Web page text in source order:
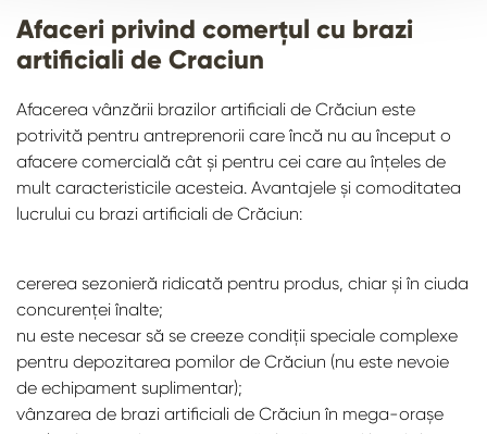
Afaceri privind comerțul cu brazi
artificiali de Craciun
Afacerea vânzării brazilor artificiali de Crăciun este
potrivită pentru antreprenorii care încă nu au început o
afacere comercială cât și pentru cei care au înțeles de
mult caracteristicile acesteia. Avantajele și comoditatea
lucrului cu brazi artificiali de Crăciun:
cererea sezonieră ridicată pentru produs, chiar și în ciuda
concurenței înalte;
nu este necesar să se creeze condiții speciale complexe
pentru depozitarea pomilor de Crăciun (nu este nevoie
de echipament suplimentar);
vânzarea de brazi artificiali de Crăciun în mega-orașe